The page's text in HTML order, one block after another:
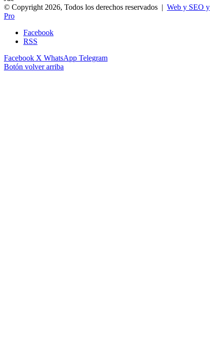
© Copyright 2026, Todos los derechos reservados | Web y SEO y
Pro
Facebook
RSS
Facebook X WhatsApp Telegram
Botón volver arriba